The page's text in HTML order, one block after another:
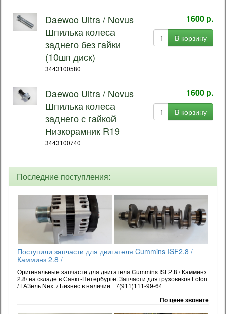
Daewoo Ultra / Novus
Шпилька колеса
заднего без гайки
(10шп диск)
3443100580
1600 р.
В корзину
Daewoo Ultra / Novus
Шпилька колеса
заднего с гайкой
Низкорамник R19
3443100740
1600 р.
В корзину
Последние поступления:
Поступили запчасти для двигателя Cummins ISF2.8 /
Камминз 2.8 /
Оригинальные запчасти для двигателя Cummins ISF2.8 / Камминз
2.8/ на складе в Санкт-Петербурге. Запчасти для грузовиков Foton
/ ГАЗель Next / Бизнес в наличии +7(911)111-99-64
По цене звоните